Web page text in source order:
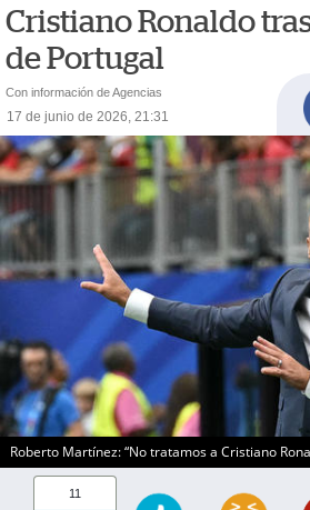
Cristiano Ronaldo
de Portugal
Con información de Agencias
17 de junio de 2026, 21:31
Roberto Martínez: “No tratamos a Cristiano
11